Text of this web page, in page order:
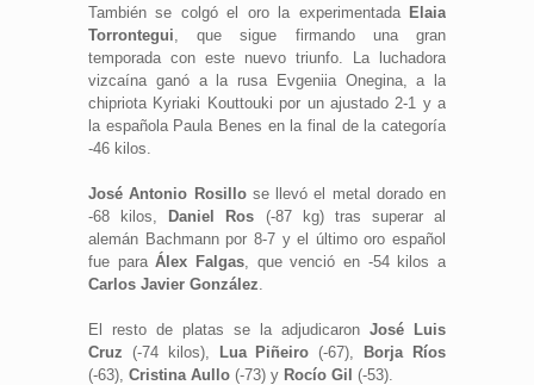
También se colgó el oro la experimentada Elaia
Torrontegui , que sigue firmando una gran
temporada con este nuevo triunfo. La luchadora
vizcaína ganó a la rusa Evgeniia Onegina, a la
chipriota Kyriaki Kouttouki por un ajustado 2-1 y a
la española Paula Benes en la final de la categoría
-46 kilos.
José Antonio Rosillose llevó el metal dorado en
-68 kilos,
Daniel Ros (-87 kg) tras superar al
alemán Bachmann por 8-7 y el último oro español
fue paraÁlex Falgas , que venció en -54 kilos a
Carlos Javier González
El resto de platas se la adjudicaron José Luis
Cruz (-74 kilos), Lua Piñeiro (-67),
Borja Ríos
(-63), Cristina Aullo (-73) y Rocío Gil (-53).